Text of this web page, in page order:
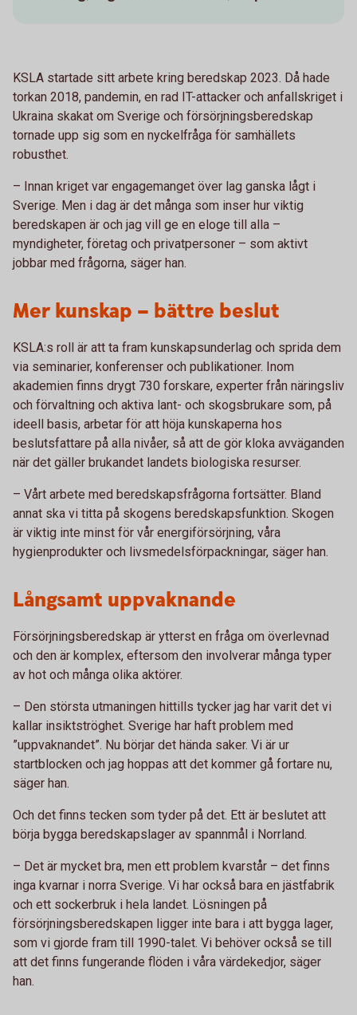
KSLA startade sitt arbete kring beredskap 2023. Då hade
torkan 2018, pandemin, en rad IT-attacker och anfallskriget i
Ukraina skakat om Sverige och försörjningsberedskap
tornade upp sig som en nyckelfråga för samhällets
robusthet.
– Innan kriget var engagemanget över lag ganska lågt i
Sverige. Men i dag är det många som inser hur viktig
beredskapen är och jag vill ge en eloge till alla –
myndigheter, företag och privatpersoner – som aktivt
jobbar med frågorna, säger han.
Mer kunskap – bättre beslut
KSLA:s roll är att ta fram kunskapsunderlag och sprida dem
via seminarier, konferenser och publikationer. Inom
akademien finns drygt 730 forskare, experter från näringsliv
och förvaltning och aktiva lant- och skogsbrukare som, på
ideell basis, arbetar för att höja kunskaperna hos
beslutsfattare på alla nivåer, så att de gör kloka avväganden
när det gäller brukandet landets biologiska resurser.
– Vårt arbete med beredskapsfrågorna fortsätter. Bland
annat ska vi titta på skogens beredskapsfunktion. Skogen
är viktig inte minst för vår energiförsörjning, våra
hygienprodukter och livsmedelsförpackningar, säger han.
Långsamt uppvaknande
Försörjningsberedskap är ytterst en fråga om överlevnad
och den är komplex, eftersom den involverar många typer
av hot och många olika aktörer.
– Den största utmaningen hittills tycker jag har varit det vi
kallar insiktströghet. Sverige har haft problem med
”uppvaknandet”. Nu börjar det hända saker. Vi är ur
startblocken och jag hoppas att det kommer gå fortare nu,
säger han.
Och det finns tecken som tyder på det. Ett är beslutet att
börja bygga beredskapslager av spannmål i Norrland.
– Det är mycket bra, men ett problem kvarstår – det finns
inga kvarnar i norra Sverige. Vi har också bara en jästfabrik
och ett sockerbruk i hela landet. Lösningen på
försörjningsberedskapen ligger inte bara i att bygga lager,
som vi gjorde fram till 1990-talet. Vi behöver också se till
att det finns fungerande flöden i våra värdekedjor, säger
han.